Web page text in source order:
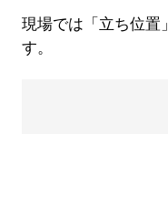
現場では「立ち位置
す。